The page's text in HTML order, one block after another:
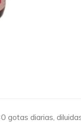
gotas diarias,